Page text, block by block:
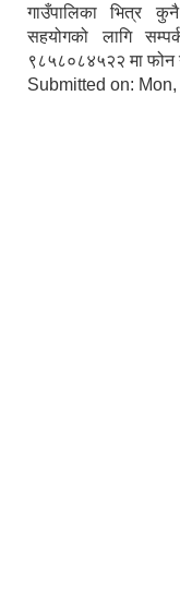
गाउँपालिका भित्र
सहयोगको लागि
९८५८०८४५२२ मा फोन
Submitted on: